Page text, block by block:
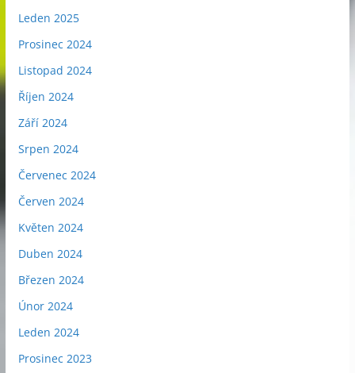
Leden 2025
Prosinec 2024
Listopad 2024
Říjen 2024
Září 2024
Srpen 2024
Červenec 2024
Červen 2024
Květen 2024
Duben 2024
Březen 2024
Únor 2024
Leden 2024
Prosinec 2023